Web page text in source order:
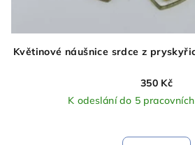
Květinové náušnice srdce z
350 Kč
K odeslání do 5